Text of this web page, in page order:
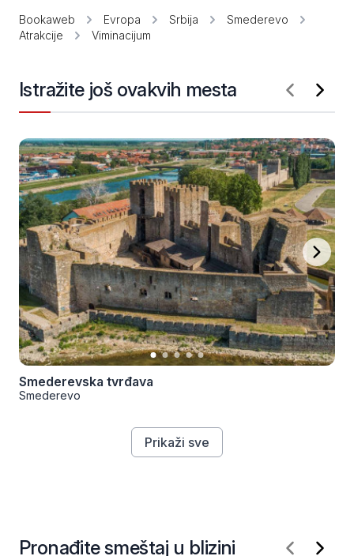
Bookaweb Evropa Srbija
Smederevo
Atrakcije
Viminacijum
Istražite još ovakvih mesta
Smederevska tvrđava
Smederevo
Prikaži sve
Pronađite smeštaj u blizini